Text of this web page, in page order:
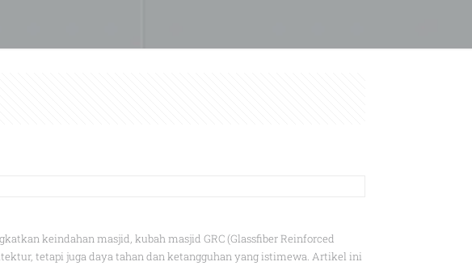
keindahan masjid, kubah masjid GRC (Glassfiber Reinforced
tetapi juga daya tahan dan ketangguhan yang istimewa. Artikel ini